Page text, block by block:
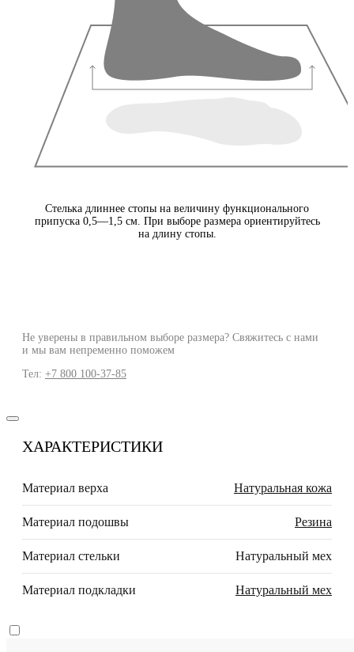
Стелька длиннее стопы на величину функционального
припуска 0,5—1,5 см. При выборе размера ориентируйтесь
на длину стопы.
Не уверены в правильном выборе размера? Свяжитесь с нами
и мы вам непременно поможем
Тел: +7 800 100-37-85
ХАРАКТЕРИСТИКИ
Материал верха Натуральная кожа
Материал подошвы Резина
Материал стельки Натуральный мех
Материал подкладки Натуральный мех